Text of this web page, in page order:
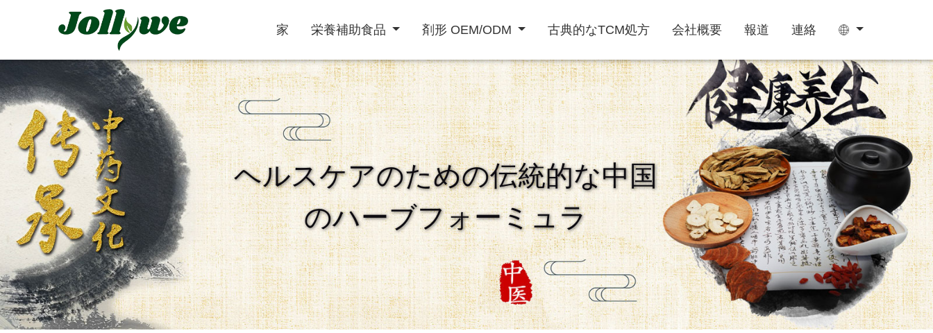
家 栄養補助食品 剤形 OEM/ODM 古典的なTCM処方 会社概要 報道 連絡
便秘緩和 減量食事 美容サプリメント 免疫力を高める 精欲増強男性 心臓血管治療 睡眠サプリ 成長期サプリ 阿膠糕
錠剤 カプセル 粉末飲料 液体飲料 ティーバッグ グミ
ヘルスケアのための伝統的な中国
のハーブフォーミュラ